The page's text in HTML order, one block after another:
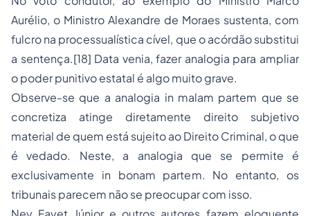
Aurélio, o Ministro Alexandre de Moraes sustenta, com
fulcro na processualística cível, que o acórdão substitui
a sentença.[18] Data venia, fazer analogia para ampliar
o poder punitivo estatal é algo muito grave.
Observe-se que a analogia in malam partem que se
concretiza atinge diretamente direito subjetivo
material de quem está sujeito ao Direito Criminal, o que
é vedado. Neste, a analogia que se permite é
exclusivamente in bonam partem. No entanto, os
tribunais parecem não se preocupar com isso.